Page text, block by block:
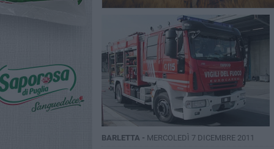
BARLETTA - MERCOLEDÌ 7 DICEMBRE 2011